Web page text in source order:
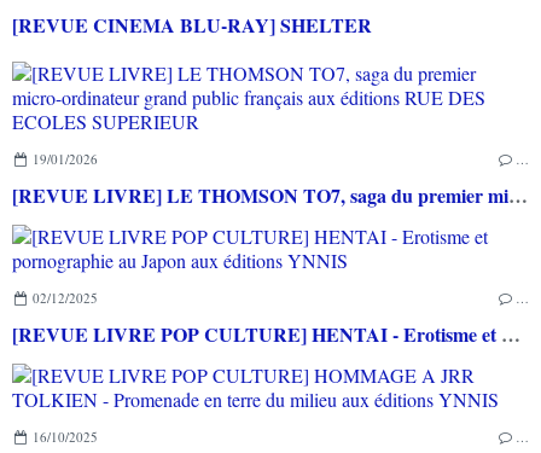
[REVUE CINEMA BLU-RAY] SHELTER
19/01/2026 …
[REVUE LIVRE] LE THOMSON TO7, saga du premier micro-ordinateur grand public français aux éditions RUE DES ECOLES SUPERIEUR
02/12/2025 …
[REVUE LIVRE POP CULTURE] HENTAI - Erotisme et pornographie au Japon aux éditions YNNIS
16/10/2025 …